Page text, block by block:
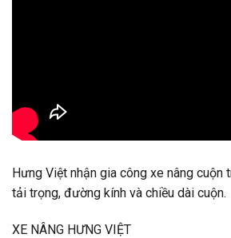
Hưng Việt nhận gia công xe nâng cuộn
tải trọng, đường kính và chiều dài cuộn.
XE NÂNG HƯNG VIỆT